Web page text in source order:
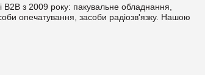
з 2009 року: пакувальне обладнання,
опечатування, засоби радіозв'язку. Нашою